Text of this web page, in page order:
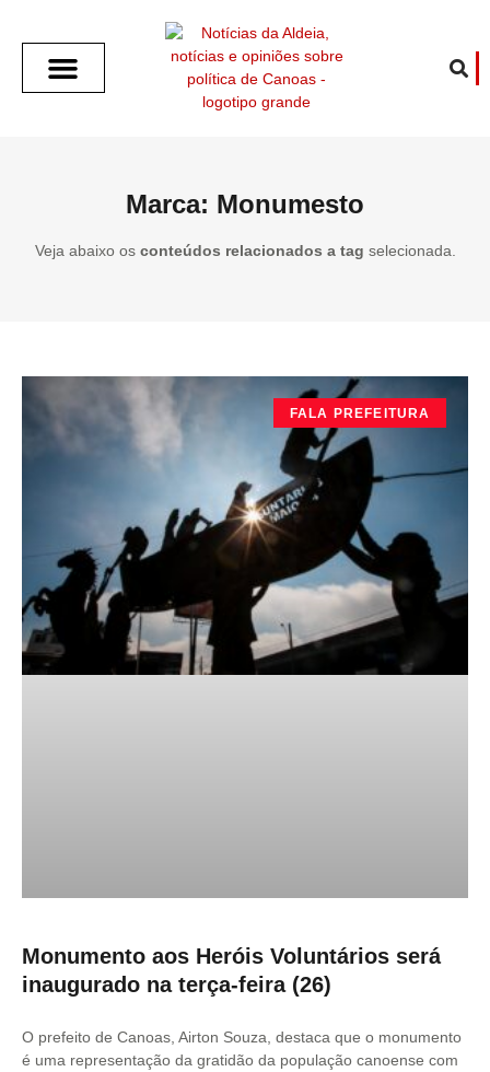
Marca: Monumesto
Veja abaixo os conteúdos relacionados a tag selecionada.
FALA PREFEITURA
Monumento aos Heróis Voluntários será
inaugurado na terça-feira (26)
O prefeito de Canoas, Airton Souza, destaca que o monumento
é uma representação da gratidão da população canoense com